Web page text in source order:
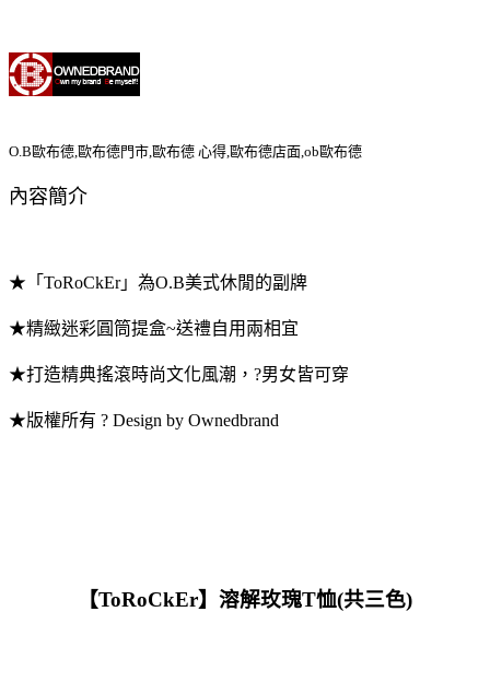
O.B歐布德,歐布德門市,歐布德 心得,歐布德店面,ob歐布德
內容簡介
★「ToRoCkEr」為O.B美式休閒的副牌
★精緻迷彩圓筒提盒~送禮自用兩相宜
★打造精典搖滾時尚文化風潮，?男女皆可穿
★版權所有 ? Design by Ownedbrand
【ToRoCkEr】溶解玫瑰T恤(共三色)